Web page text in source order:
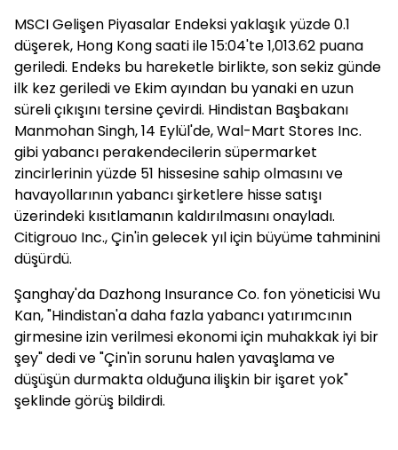
MSCI Gelişen Piyasalar Endeksi yaklaşık yüzde 0.1
düşerek, Hong Kong saati ile 15:04'te 1,013.62 puana
geriledi. Endeks bu hareketle birlikte, son sekiz günde
ilk kez geriledi ve Ekim ayından bu yanaki en uzun
süreli çıkışını tersine çevirdi. Hindistan Başbakanı
Manmohan Singh, 14 Eylül'de, Wal-Mart Stores Inc.
gibi yabancı perakendecilerin süpermarket
zincirlerinin yüzde 51 hissesine sahip olmasını ve
havayollarının yabancı şirketlere hisse satışı
üzerindeki kısıtlamanın kaldırılmasını onayladı.
Citigrouo Inc., Çin'in gelecek yıl için büyüme tahminini
düşürdü.
Şanghay'da Dazhong Insurance Co. fon yöneticisi Wu
Kan, "Hindistan'a daha fazla yabancı yatırımcının
girmesine izin verilmesi ekonomi için muhakkak iyi bir
şey" dedi ve "Çin'in sorunu halen yavaşlama ve
düşüşün durmakta olduğuna ilişkin bir işaret yok"
şeklinde görüş bildirdi.